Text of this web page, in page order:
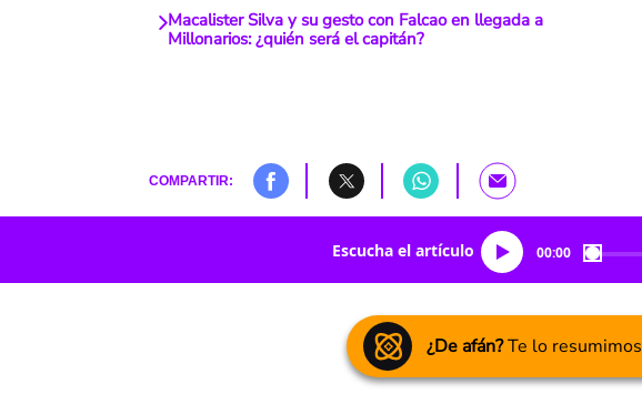
Macalister Silva y su gesto con Falcao en llegada a
Millonarios: ¿quién será el capitán?
COMPARTIR:
Escucha el artículo 00:00
¿De afán?Te lo resumimos